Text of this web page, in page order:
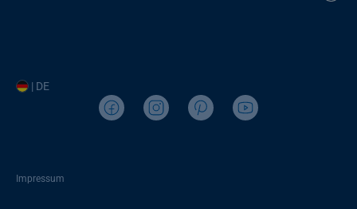
| DE
Impressum